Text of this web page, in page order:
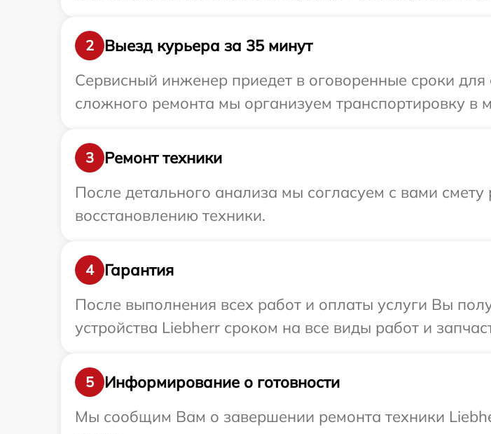
2
Выезд курьера за 35 минут
Сервисный инженер приедет в оговоренные сроки
сложного ремонта мы организуем транспортировку в
3
Ремонт техники
После детального анализа мы согласуем с вами
восстановлению техники.
4
Гарантия
После выполнения всех работ и оплаты услуги Вы
устройства Liebherr сроком на все виды работ и
5
Информирование о готовности
Мы сообщим Вам о завершении ремонта техники